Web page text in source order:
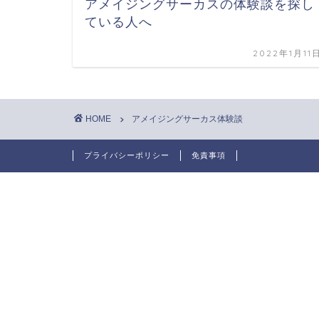
アメイジングサーカスの体験談を探し
ている人へ
2022年1月11
HOME アメイジングサーカス体験談
プライバシーポリシー 免責事項